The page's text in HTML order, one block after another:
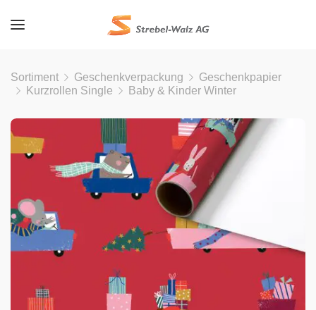
Sortiment Geschenkverpackung
Geschenkpapier
Kurzrollen Single
Baby & Kinder Winter